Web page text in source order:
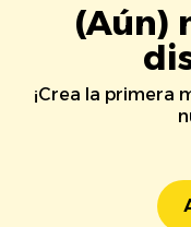
(Aún)
¡Crea la primera